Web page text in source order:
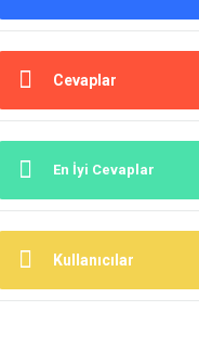
Cevaplar
En İyi Cevaplar
Kullanıcılar